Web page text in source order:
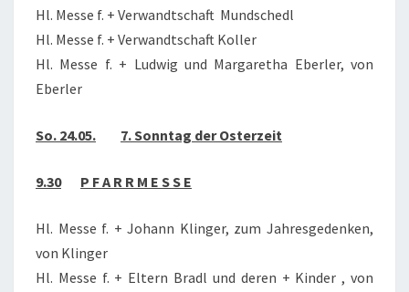
Hl. Messe f. + Verwandtschaft Mundschedl
Hl. Messe f. + Verwandtschaft Koller
Hl. Messe f. + Ludwig und Margaretha Eberler, von
Eberler
So. 24.05. 7. Sonntag der Osterzeit
9.30 P F A R R M E S S E
Hl. Messe f. + Johann Klinger, zum Jahresgedenken,
von Klinger
Hl. Messe f. + Eltern Bradl und deren + Kinder , von